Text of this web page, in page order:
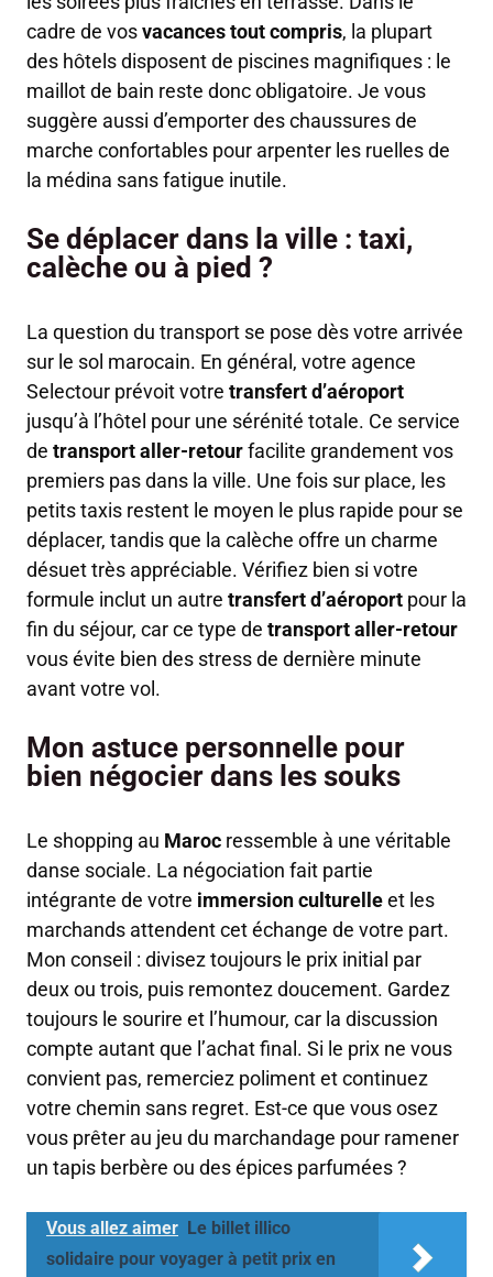
cadre de vosvacances tout compris, la plupart
des hôtels disposent de piscines magnifiques : le
maillot de bain reste donc obligatoire. Je vous
suggère aussi d’emporter des chaussures de
marche confortables pour arpenter les ruelles de
la médina sans fatigue inutile.
Se déplacer dans la ville : taxi,
calèche ou à pied ?
La question du transport se pose dès votre arrivée
sur le sol marocain. En général, votre agence
Selectour prévoit votre transfert d’aéroport
jusqu’à l’hôtel pour une sérénité totale. Ce service
de transport aller-retourfacilite grandement vos
premiers pas dans la ville. Une fois sur place, les
petits taxis restent le moyen le plus rapide pour se
déplacer, tandis que la calèche offre un charme
désuet très appréciable. Vérifiez bien si votre
formule inclut un autre transfert d’aéroport pour la
fin du séjour, car ce type de transport aller-retour
vous évite bien des stress de dernière minute
avant votre vol.
Mon astuce personnelle pour
bien négocier dans les souks
Le shopping au Maroc ressemble à une véritable
danse sociale. La négociation fait partie
intégrante de votre immersion culturelleet les
marchands attendent cet échange de votre part.
Mon conseil : divisez toujours le prix initial par
deux ou trois, puis remontez doucement. Gardez
toujours le sourire et l’humour, car la discussion
compte autant que l’achat final. Si le prix ne vous
convient pas, remerciez poliment et continuez
votre chemin sans regret. Est-ce que vous osez
vous prêter au jeu du marchandage pour ramener
un tapis berbère ou des épices parfumées ?
Vous allez aimer Le billet illico
solidaire pour voyager à petit prix en